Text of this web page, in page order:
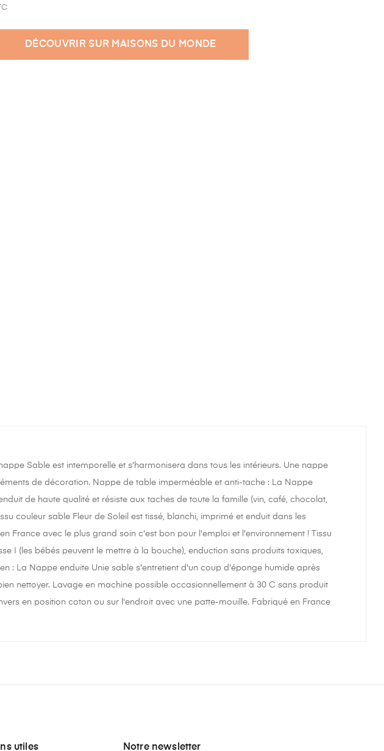
DÉCOUVRIR SUR MAISONS DU MONDE
Sable est intemporelle et s'harmonisera dans tous les intérieurs. Une nappe
de décoration. Nappe de table imperméable et anti-tache : La Nappe
de haute qualité et résiste aux taches de toute la famille (vin, café, chocolat,
couleur sable Fleur de Soleil est tissé, blanchi, imprimé et enduit dans les
France avec le plus grand soin c'est bon pour l'emploi et l'environnement ! Tissu
I (les bébés peuvent le mettre à la bouche), enduction sans produits toxiques,
: La Nappe enduite Unie sable s'entretient d'un coup d'éponge humide après
nettoyer. Lavage en machine possible occasionnellement à 30 C sans produit
en position coton ou sur l'endroit avec une patte-mouille. Fabriqué en France
utiles Notre newsletter